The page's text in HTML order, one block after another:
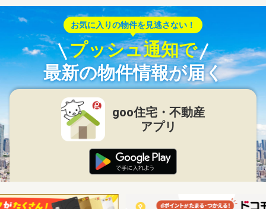
お気に入りの物件を見逃さない！
プッシュ通知で
最新の物件情報が届く
goo住宅・不動産
アプリ